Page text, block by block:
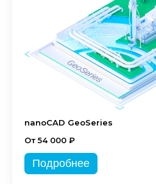
nanoCAD GeoSeries
От 54 000 ₽
Подробнее